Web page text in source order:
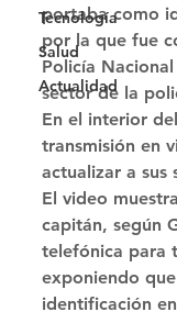
Tecnología
Salud
Actualidad
portaba como
por la que fue
Policía
sector de la
En el interior
transmisión en
actualizar a sus
El video
capitán, según
telefónica para
exponiendo
identificación